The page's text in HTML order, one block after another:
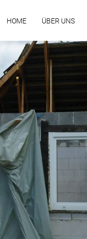
HOME ÜBER UNS